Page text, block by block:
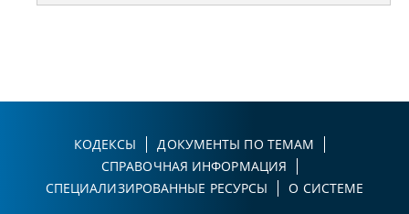
КОДЕКСЫ
ДОКУМЕНТЫ ПО ТЕМАМ
СПРАВОЧНАЯ ИНФОРМАЦИЯ
СПЕЦИАЛИЗИРОВАННЫЕ РЕСУРСЫ
О СИСТЕМЕ